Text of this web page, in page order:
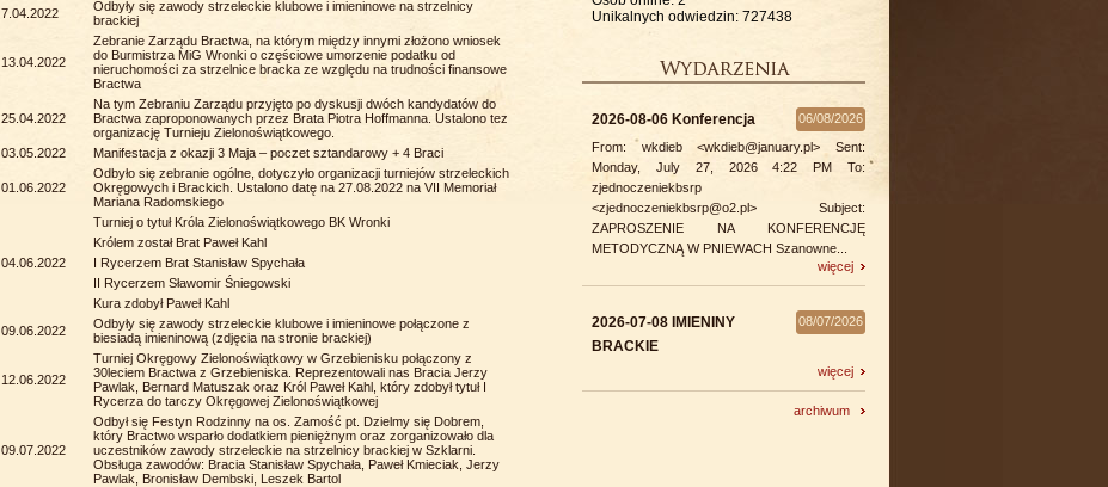
7.04.2022
Odbyły się zawody strzeleckie klubowe i imieninowe na strzelnicy
brackiej
13.04.2022
Zebranie Zarządu Bractwa, na którym między innymi złożono wniosek
do Burmistrza MiG Wronki o częściowe umorzenie podatku od
nieruchomości za strzelnice bracka ze względu na trudności finansowe
Bractwa
25.04.2022
Na tym Zebraniu Zarządu przyjęto po dyskusji dwóch kandydatów do
Bractwa zaproponowanych przez Brata Piotra Hoffmanna. Ustalono tez
organizację Turnieju Zielonoświątkowego.
03.05.2022
Manifestacja z okazji 3 Maja – poczet sztandarowy + 4 Braci
01.06.2022
Odbyło się zebranie ogólne, dotyczyło organizacji turniejów strzeleckich
Okręgowych i Brackich. Ustalono datę na 27.08.2022 na VII Memoriał
Mariana Radomskiego
04.06.2022
Turniej o tytuł Króla Zielonoświątkowego BK Wronki
Królem został Brat Paweł Kahl
I Rycerzem Brat Stanisław Spychała
II Rycerzem Sławomir Śniegowski
Kura zdobył Paweł Kahl
09.06.2022
Odbyły się zawody strzeleckie klubowe i imieninowe połączone z
biesiadą imieninową (zdjęcia na stronie brackiej)
12.06.2022
Turniej Okręgowy Zielonoświątkowy w Grzebienisku połączony z
30leciem Bractwa z Grzebieniska. Reprezentowali nas Bracia Jerzy
Pawlak, Bernard Matuszak oraz Król Paweł Kahl, który zdobył tytuł I
Rycerza do tarczy Okręgowej Zielonoświątkowej
09.07.2022
Odbył się Festyn Rodzinny na os. Zamość pt. Dzielmy się Dobrem,
który Bractwo wsparło dodatkiem pieniężnym oraz zorganizowało dla
uczestników zawody strzeleckie na strzelnicy brackiej w Szklarni.
Obsługa zawodów: Bracia Stanisław Spychała, Paweł Kmieciak, Jerzy
Pawlak, Bronisław Dembski, Leszek Bartol
Unikalnych odwiedzin: 727438
2026-08-06 Konferencja
06/08/2026
From: wkdieb <wkdieb@january.pl> Sent:
Monday, July 27, 2026 4:22 PM To:
zjednoczeniekbsrp
<zjednoczeniekbsrp@o2.pl> Subject:
ZAPROSZENIE NA KONFERENCJĘ
METODYCZNĄ W PNIEWACH Szanowne...
więcej
2026-07-08 IMIENINY
BRACKIE
08/07/2026
więcej
archiwum